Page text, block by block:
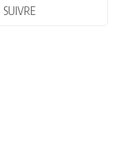
SUIVRE